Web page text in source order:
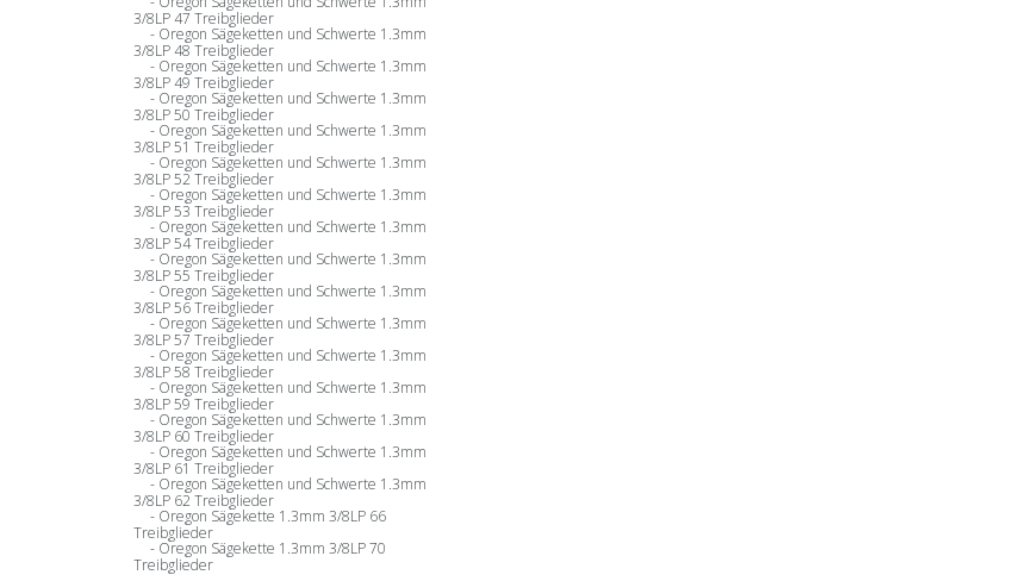
3/8LP 47 Treibglieder
Oregon Sägeketten und Schwerte 1.3mm
3/8LP 48 Treibglieder
Oregon Sägeketten und Schwerte 1.3mm
3/8LP 49 Treibglieder
Oregon Sägeketten und Schwerte 1.3mm
3/8LP 50 Treibglieder
Oregon Sägeketten und Schwerte 1.3mm
3/8LP 51 Treibglieder
Oregon Sägeketten und Schwerte 1.3mm
3/8LP 52 Treibglieder
Oregon Sägeketten und Schwerte 1.3mm
3/8LP 53 Treibglieder
Oregon Sägeketten und Schwerte 1.3mm
3/8LP 54 Treibglieder
Oregon Sägeketten und Schwerte 1.3mm
3/8LP 55 Treibglieder
Oregon Sägeketten und Schwerte 1.3mm
3/8LP 56 Treibglieder
Oregon Sägeketten und Schwerte 1.3mm
3/8LP 57 Treibglieder
Oregon Sägeketten und Schwerte 1.3mm
3/8LP 58 Treibglieder
Oregon Sägeketten und Schwerte 1.3mm
3/8LP 59 Treibglieder
Oregon Sägeketten und Schwerte 1.3mm
3/8LP 60 Treibglieder
Oregon Sägeketten und Schwerte 1.3mm
3/8LP 61 Treibglieder
Oregon Sägeketten und Schwerte 1.3mm
3/8LP 62 Treibglieder
Oregon Sägekette 1.3mm 3/8LP 66
Treibglieder
Oregon Sägekette 1.3mm 3/8LP 70
Treibglieder